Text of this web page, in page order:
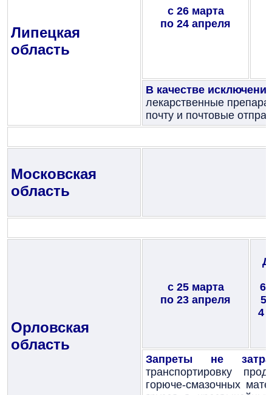
Липецкая
область
с 26 марта
по 24 апреля
В качестве
лекарственные
почту и почтовые
Московская
область
Орловская
область
с 25 марта
по 23 апреля
6
5
4
Запреты не
транспортировку
горюче-смазочных